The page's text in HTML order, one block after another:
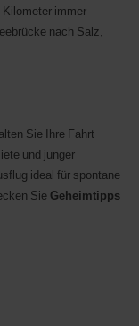
immer
nach Salz,
Sie Ihre Fahrt
und junger
ideal für spontane
Sie Geheimtipps